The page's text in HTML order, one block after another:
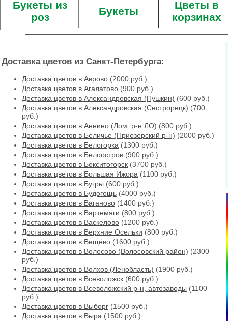
Букеты из
роз
Букеты
Цветы в
корзинах
Доставка цветов из Санкт-Петербурга:
Доставка цветов в Аврово (2000 руб.)
Доставка цветов в Агалатово (900 руб.)
Доставка цветов в Александровская (Пушкин) (600 руб.)
Доставка цветов в Александровская (Сестрорецк) (700
руб.)
Доставка цветов в Аннино (Лом. р-н ЛО) (800 руб.)
Доставка цветов в Беличье (Приозерский р-н) (2000 руб.)
Доставка цветов в Белогорка (1300 руб.)
Доставка цветов в Белоостров (900 руб.)
Доставка цветов в Бокситогорск (3700 руб.)
Доставка цветов в Большая Ижора (1100 руб.)
Доставка цветов в Бугры (600 руб.)
Доставка цветов в Будогощь (4000 руб.)
Доставка цветов в Ваганово (1400 руб.)
Доставка цветов в Вартемяги (800 руб.)
Доставка цветов в Васкелово (1200 руб.)
Доставка цветов в Верхние Осельки (800 руб.)
Доставка цветов в Вещёво (1600 руб.)
Доставка цветов в Волосово (Волосовский район) (2300
руб.)
Доставка цветов в Волхов (Ленобласть) (1900 руб.)
Доставка цветов в Всеволожск (600 руб.)
Доставка цветов в Всеволожский р-н, автозаводы (1100
руб.)
Доставка цветов в Выборг (1500 руб.)
Доставка цветов в Выра (1500 руб.)